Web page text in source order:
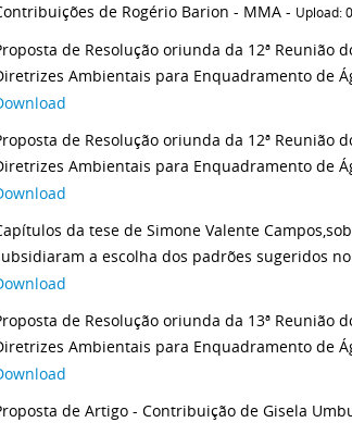
de Rogério Barion - MMA - Upload:
de Resolução oriunda da 12ª Reunião
Ambientais para Enquadramento de
de Resolução oriunda da 12ª Reunião
da tese de Simone Valente
a escolha dos padrões sugeridos
de Resolução oriunda da 13ª Reunião
de Artigo - Contribuição de Gisela